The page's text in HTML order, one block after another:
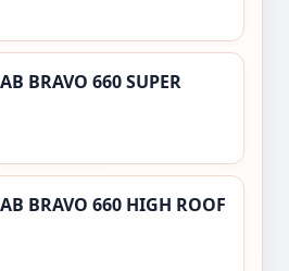
BRAVO 660 SUPER
BRAVO 660 HIGH ROOF